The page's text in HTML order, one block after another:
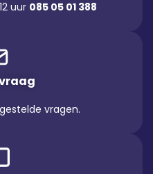
uur 085 05 01 388
vragen.